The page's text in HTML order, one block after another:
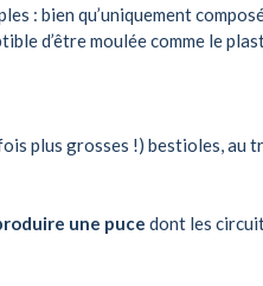
: bien qu’uniquement
d’être moulée comme le
plus grosses !) bestioles, au
une puce dont les